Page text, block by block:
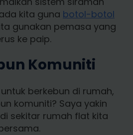
kita guna botol-botol
gunakan pemasa yang
ke paip.
Komuniti
berkebun di rumah,
komuniti? Saya yakin
sekitar rumah flat kita